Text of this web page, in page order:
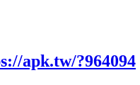
apk.tw/?964094